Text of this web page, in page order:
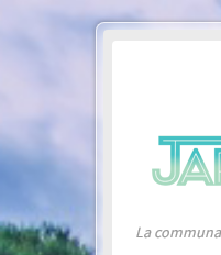
La